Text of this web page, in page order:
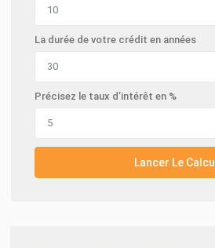
La durée de votre crédit en années
Précisez le taux d’intérêt en %
Lancer Le Calcul